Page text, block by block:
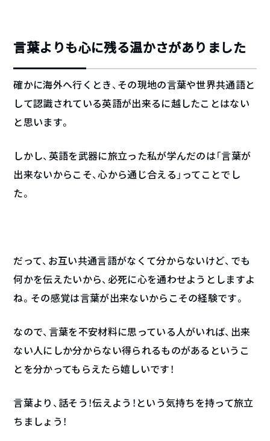
言葉よりも心に残る温かさがありました
確かに海外へ行くとき、その現地の言葉や世界共通語と
して認識されている英語が出来るに越したことはない
と思います。
しかし、英語を武器に旅立った私が学んだのは「言葉が
出来ないからこそ、心から通じ合える」ってことでし
た。
だって、お互い共通言語がなくて分からないけど、でも
何かを伝えたいから、必死に心を通わせようとしますよ
ね。その感覚は言葉が出来ないからこその経験です。
なので、言葉を不安材料に思っている人がいれば、出来
ない人にしか分からない得られるものがあるというこ
とを分かってもらえたら嬉しいです！
言葉より、話そう！伝えよう！という気持ちを持って旅立
ちましょう！